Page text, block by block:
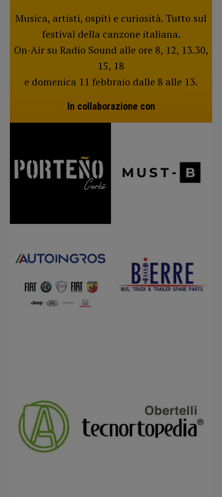
Musica, artisti, ospiti e curiosità. Tutto sul
festival della canzone italiana.
On-Air su Radio Sound alle ore 8, 12, 13.30,
15, 18
e domenica 11 febbraio dalle 8 alle 13.
In collaborazione con